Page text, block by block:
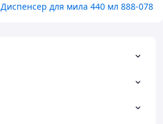
Диспенсер для мила 440 мл 888-078